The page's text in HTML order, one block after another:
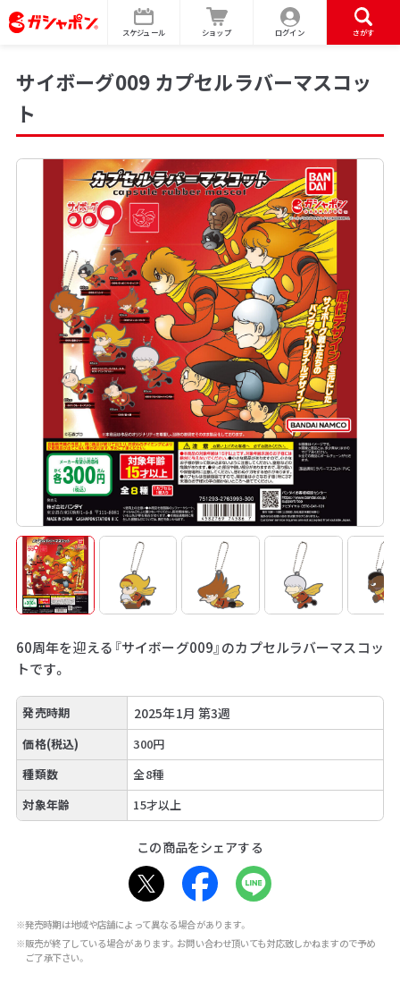
スケジュール ショップ ログイン さがす
サイボーグ009 カプセルラバーマスコッ
ト
60周年を迎える『サイボーグ009』のカプセルラバーマスコッ
トです。
発売時期 2025年1月 第3週
価格(税込)
300円
種類数
全8種
対象年齢
15才以上
この商品をシェアする
※発売時期は地域や店舗によって異なる場合があります。
※販売が終了している場合があります。お問い合わせ頂いても対応致しかねますので予め
ご了承下さい。